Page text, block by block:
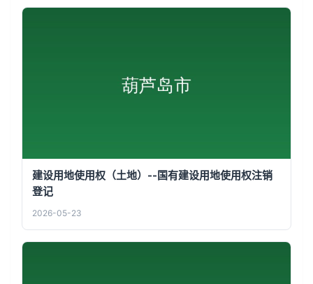
建设用地使用权（土地）--国有建设用地使用权注销
登记
2026-05-23